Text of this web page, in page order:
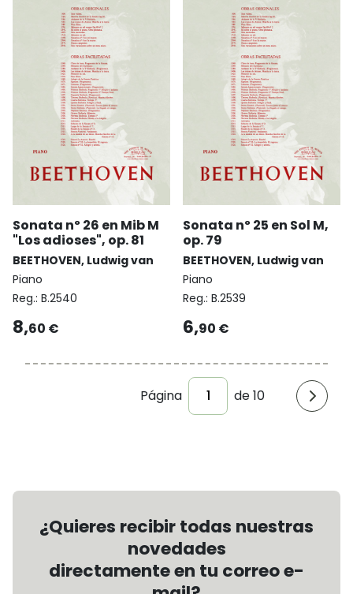
Sonata nº 26 en Mib M
"Los adioses", op. 81
BEETHOVEN, Ludwig van
Piano
Reg.: B.2540
8,60 €
Sonata nº 25 en Sol M,
op. 79
BEETHOVEN, Ludwig van
Piano
Reg.: B.2539
6,90 €
Página de 10
¿Quieres recibir todas nuestras
novedades
directamente en tu correo e-